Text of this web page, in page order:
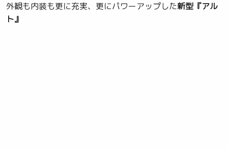
外観も内装も更に充実、更にパワーアップした新型『アル
ト』